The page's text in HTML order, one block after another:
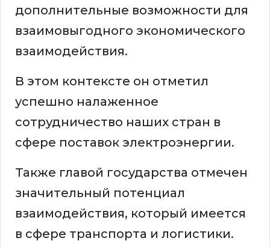
дополнительные возможности для
взаимовыгодного экономического
взаимодействия.
В этом контексте он отметил
успешно налаженное
сотрудничество наших стран в
сфере поставок электроэнергии.
Также главой государства отмечен
значительный потенциал
взаимодействия, который имеется
в сфере транспорта и логистики.